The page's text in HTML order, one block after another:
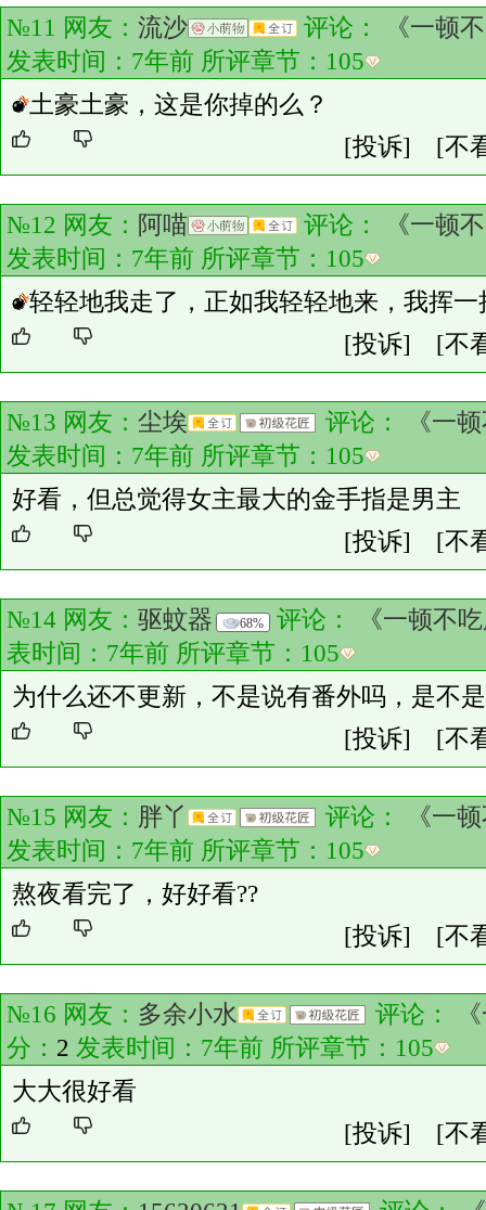
№11 网友： 流沙 评论：
《一顿
发表时间：7年前 所评章节： 105
土豪土豪，这是你掉的么？
[投诉]
[不
№12 网友： 阿喵 评论：
《一顿
发表时间：7年前 所评章节： 105
轻轻地我走了，正如我轻轻地来，我挥
[投诉]
[不
№13 网友： 尘埃 评论：
《一
发表时间：7年前 所评章节： 105
好看，但总觉得女主最大的金手指是男主
[投诉]
[不
№14 网友： 驱蚊器 68% 评论：
《一顿不
表时间：7年前 所评章节： 105
为什么还不更新，不是说有番外吗，是不
[投诉]
[不
№15 网友： 胖丫 评论：
《一
发表时间：7年前 所评章节： 105
熬夜看完了，好好看??
[投诉]
[不
№16 网友： 多余小水 评论：
分： 2 发表时间：7年前 所评章节： 105
大大很好看
[投诉]
[不